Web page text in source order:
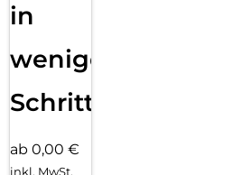
in
wenigen
Schritten
ab 0,00 €
inkl. MwSt.